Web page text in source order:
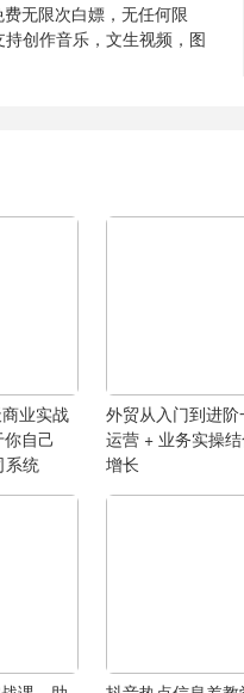
无限次白嫖，无任何限
创作音乐，文生视频，图
业实战
自己
系统
外贸从入门到进
运营 + 业务实操
增长